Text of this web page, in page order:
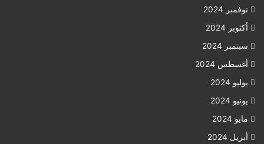
نوفمبر 2024
أكتوبر 2024
سبتمبر 2024
أغسطس 2024
يوليو 2024
يونيو 2024
مايو 2024
أبريل 2024